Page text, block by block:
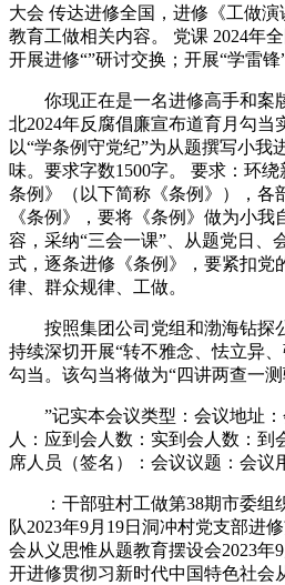
大会 传达进修全国，进修《工做
教育工做相关内容。 党课 2024年
开展进修“”研讨交换；开展“学雷锋
你现正在是一名进修高手和案
北2024年反腐倡廉宣布道育月勾当
以“学条例守党纪”为从题撰写小我
味。要求字数1500字。 要求：环
条例》（以下简称《条例》），各
《条例》，要将《条例》做为小
容，采纳“三会一课”、从题党日、
式，逐条进修《条例》，要紧扣党
律、群众规律、工做。
按照集团公司党组和渤海钻探
持续深切开展“转不雅念、怯立异
勾当。该勾当将做为“四讲两查一测
”记实本会议类型：会议地址：
人：应到会人数：实到会人数：到
席人员（签名）：会议议题：会议
：干部驻村工做第38期市委组
队2023年9月19日洞冲村党支部进
会从义思惟从题教育摆设会2023年
开进修贯彻习新时代中国特色社会